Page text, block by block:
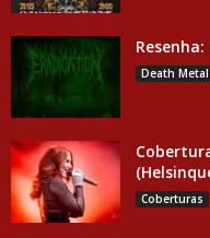
Death Metal
Coberturas